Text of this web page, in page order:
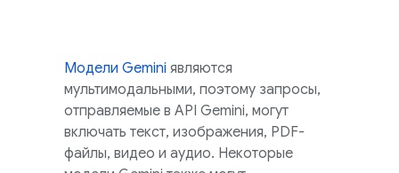
Модели Gemini являются
мультимодальными, поэтому запросы,
отправляемые в API Gemini, могут
включать текст, изображения, PDF-
файлы, видео и аудио. Некоторые